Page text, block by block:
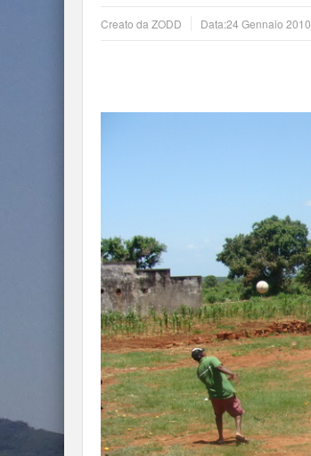
Creato da ZODD Data:24 Gennaio 2010